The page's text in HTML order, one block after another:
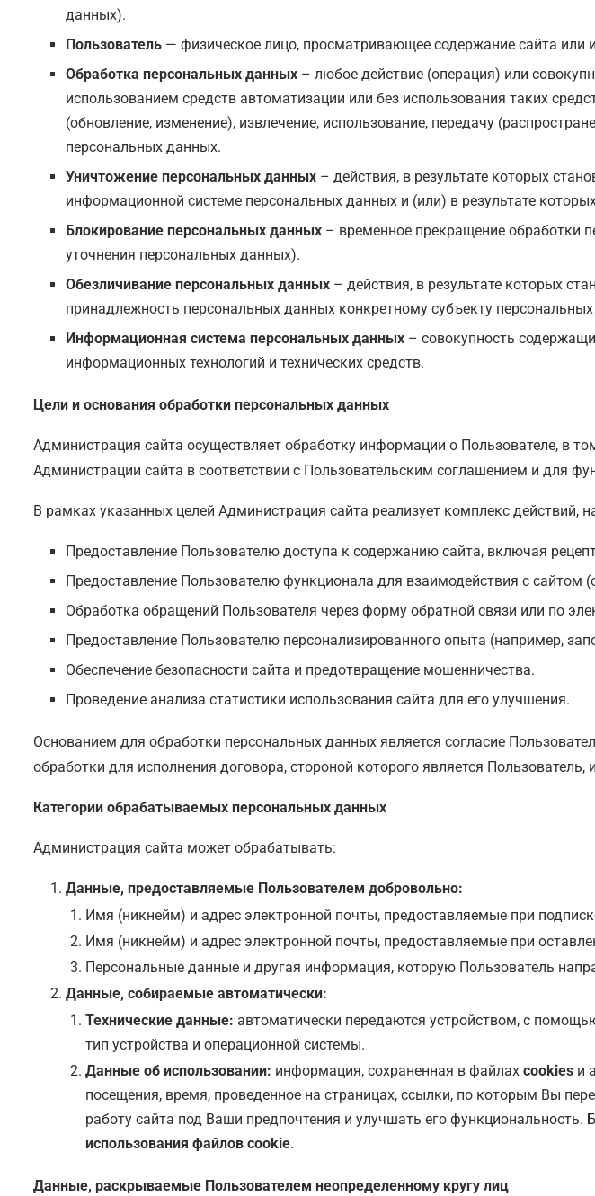
данных).
Пользователь — физическое лицо, просматривающее содержание сайта или
Обработка персональных данных – любое действие (операция) или
использованием средств автоматизации или без использования таких
(обновление, изменение), извлечение, использование, передачу
персональных данных.
Уничтожение персональных данных – действия, в результате которых
информационной системе персональных данных и (или) в результате
Блокирование персональных данных – временное прекращение обработки
уточнения персональных данных).
Обезличивание персональных данных – действия, в результате которых
принадлежность персональных данных конкретному субъекту
Информационная система персональных данных – совокупность
информационных технологий и технических средств.
Цели и основания обработки персональных данных
Администрация сайта осуществляет обработку информации о Пользователе, в
Администрации сайта в соответствии с Пользовательским соглашением и для
В рамках указанных целей Администрация сайта реализует комплекс действий,
Предоставление Пользователю доступа к содержанию сайта, включая
Предоставление Пользователю функционала для взаимодействия с сайтом
Обработка обращений Пользователя через форму обратной связи или по
Предоставление Пользователю персонализированного опыта (например,
Обеспечение безопасности сайта и предотвращение мошенничества.
Проведение анализа статистики использования сайта для его улучшения.
Основанием для обработки персональных данных является согласие
обработки для исполнения договора, стороной которого является
Категории обрабатываемых персональных данных
Администрация сайта может обрабатывать:
Данные, предоставляемые Пользователем добровольно:
Имя (никнейм) и адрес электронной почты, предоставляемые при
Имя (никнейм) и адрес электронной почты, предоставляемые при
Персональные данные и другая информация, которую Пользователь
Данные, собираемые автоматически:
Технические данные: автоматически передаются устройством, с
тип устройства и операционной системы.
Данные об использовании: информация, сохраненная в файлах cookies и
посещения, время, проведенное на страницах, ссылки, по которым Вы
работу сайта под Ваши предпочтения и улучшать его
использования файлов cookie.
Данные, раскрываемые Пользователем неопределенному кругу лиц